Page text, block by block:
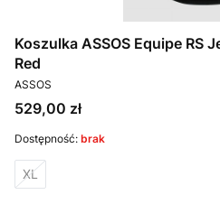
Koszulka ASSOS Equipe RS
Red
PRODUCENT
ASSOS
Cena
529,00 zł
Dostępność: brak
XL